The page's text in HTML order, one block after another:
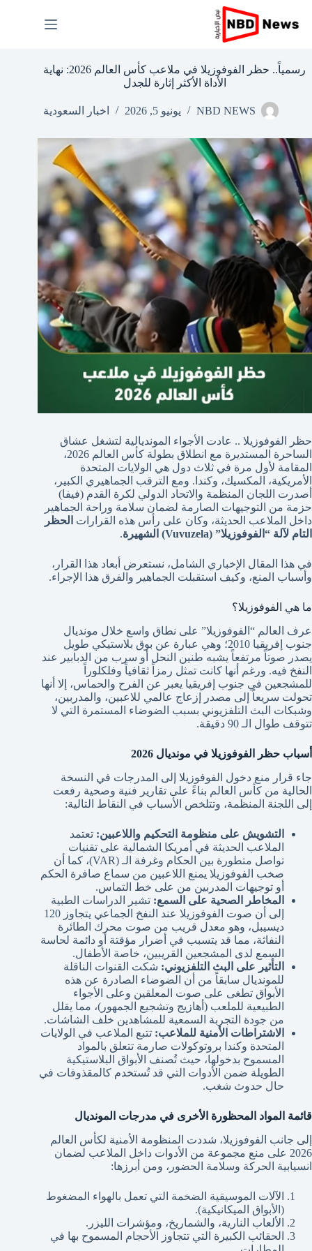
إلى
المحتوى
رسمياً.. حظر الفوفوزيلا في ملاعب كأس العالم 2026: نهاية
الأداة الأكثر إثارة للجدل
NBD NEWS يونيو 5, 2026 اخبار السعودية
حظر الفوفوزيلا .. عادت الأجواء المونديالية لتشغل عشاق
الساحرة المستديرة مع انطلاق بطولة كأس العالم 2026،
المقامة لأول مرة في ثلاث دول هي الولايات المتحدة
الأمريكية، المكسيك، وكندا. ومع الترقب الجماهيري الكبير،
أصدرت اللجان المنظمة والاتحاد الدولي لكرة القدم (فيفا)
حزمة من التوجيهات الصارمة لضمان سلامة وراحة الجماهير
داخل الملاعب الحديثة، وكان على رأس هذه القرارات الحظر
التام لآلة “الفوفوزيلا” (Vuvuzela) الشهيرة
.
في هذا المقال الإخباري الشامل، نستعرض أبعاد هذا القرار،
وأسباب المنع، وكيف استقبلت الجماهير والفرق هذا الإجراء.
ما هي الفوفوزيلا؟
عرف العالم “الفوفوزيلا” على نطاق واسع خلال مونديال
جنوب إفريقيا 2010؛ وهي عبارة عن بوق بلاستيكي طويل
يصدر صوتاً مرتفعاً يشبه طنين النحل أو سرب من الدبابير عند
النفخ فيه. ورغم أنها كانت تمثل رمزاً ثقافياً وفلكلوراً
للمشجعين في جنوب إفريقيا يعبر عن الفرح والحماس، إلا أنها
تحولت سريعاً إلى مصدر إزعاج عالمي للاعبين، والمدربين،
وشبكات البث التلفزيوني بسبب الضوضاء المستمرة التي لا
تتوقف طوال الـ 90 دقيقة.
أسباب حظر الفوفوزيلا في مونديال 2026
جاء قرار منع دخول الفوفوزيلا إلى المدرجات في النسخة
الحالية من كأس العالم بناءً على تقارير فنية وصحية رفعت
إلى اللجنة المنظمة، وتتلخص الأسباب في النقاط التالية:
التشويش على منظومة التحكيم واللاعبين: تعتمد
الملاعب الحديثة في أمريكا الشمالية على تقنيات
تواصل متطورة بين الحكام وغرفة الـ (VAR)، كما أن
صخب الفوفوزيلا يمنع اللاعبين من سماع صافرة الحكم
أو توجيهات المدربين من على خط التماس.
المخاطر الصحية على السمع: تشير الدراسات الطبية
إلى أن صوت الفوفوزيلا عند النفخ الجماعي يتجاوز 120
ديسيبل، وهو معدل قريب من صوت محرك الطائرة
النفاثة، مما قد يتسبب في أضرار مؤقتة أو دائمة لحاسة
السمع لدى المشجعين القريبين، خاصة الأطفال.
التأثير على البث التلفزيوني: شكت القنوات الناقلة
للمونديال سابقاً من أن الضوضاء الصادرة عن هذه
الأبواق تطغى على صوت المعلقين وعلى الأجواء
الطبيعية للملعب (أهازيج وتشجيع الجمهور)، مما يقلل
من جودة التجربة السمعية للمشاهدين خلف الشاشات.
الاشتراطات الأمنية للملاعب: تتبع الملاعب في الولايات
المتحدة وكندا بروتوكولات صارمة تتعلق بالمواد
المسموح بدخولها، حيث تُصنف الأبواق البلاستيكية
الطويلة ضمن الأدوات التي قد تُستخدم كالمقذوفات في
حال حدوث شغب.
قائمة المواد المحظورة الأخرى في مدرجات المونديال
إلى جانب الفوفوزيلا، شددت المنظومة الأمنية لكأس العالم
2026 على منع مجموعة من الأدوات داخل الملاعب لضمان
انسيابية الحركة وسلامة الحضور، ومن أبرزها:
الآلات الموسيقية الضخمة التي تعمل بالهواء المضغوط
(الأبواق الميكانيكية).
الألعاب النارية، والشماريخ، ومؤشرات الليزر.
الحقائب الكبيرة التي تتجاوز الأحجام المسموح بها في